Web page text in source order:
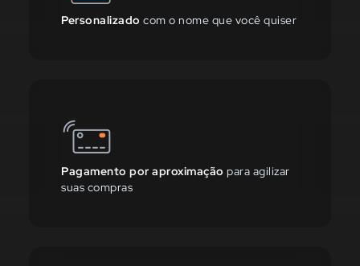
Personalizado com o nome que você quiser
Pagamento por aproximação para agilizar
suas compras